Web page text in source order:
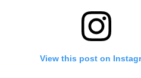
View this post on